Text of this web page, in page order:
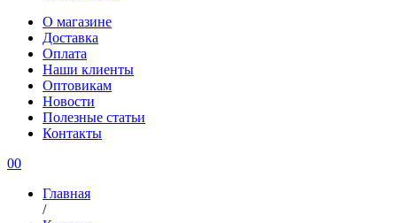
О магазине
Доставка
Оплата
Наши клиенты
Оптовикам
Новости
Полезные статьи
Контакты
00
Главная
/